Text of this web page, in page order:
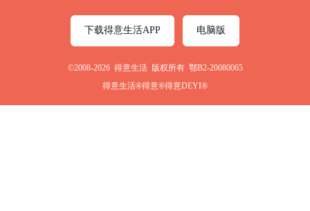
下载得意生活APP 电脑版
©2008-2026 得意生活 版权所有 鄂B2-20080065
得意生活®得意®得意DEYI®